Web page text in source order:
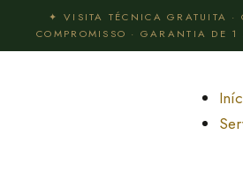
✦ VISITA TÉCNICA GRATUITA ·
COMPROMISSO · GARANTIA DE 1